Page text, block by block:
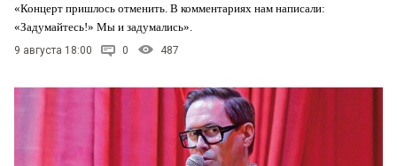
«Концерт пришлось отменить. В комментариях нам написали:
«Задумайтесь!» Мы и задумались».
9 августа 18:00 0 487